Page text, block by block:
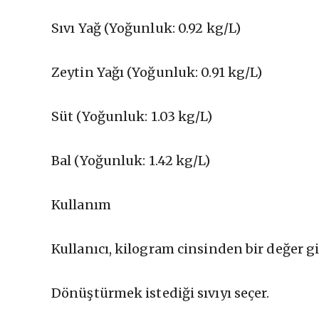
Sıvı Yağ (Yoğunluk: 0.92 kg/L)
Zeytin Yağı (Yoğunluk: 0.91 kg/L)
Süt (Yoğunluk: 1.03 kg/L)
Bal (Yoğunluk: 1.42 kg/L)
Kullanım
Kullanıcı, kilogram cinsinden bir değer
Dönüştürmek istediği sıvıyı seçer.